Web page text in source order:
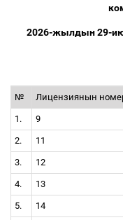
2026-жылдын 29-
№ Лицензиянын
1. 9
2. 11
3. 12
4. 13
5. 14